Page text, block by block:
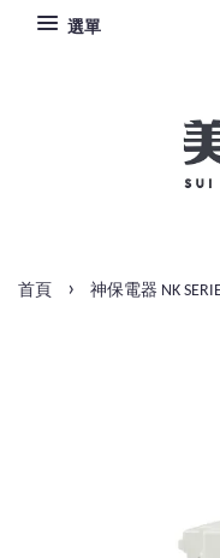
選單
首頁 › 神保電器 NK